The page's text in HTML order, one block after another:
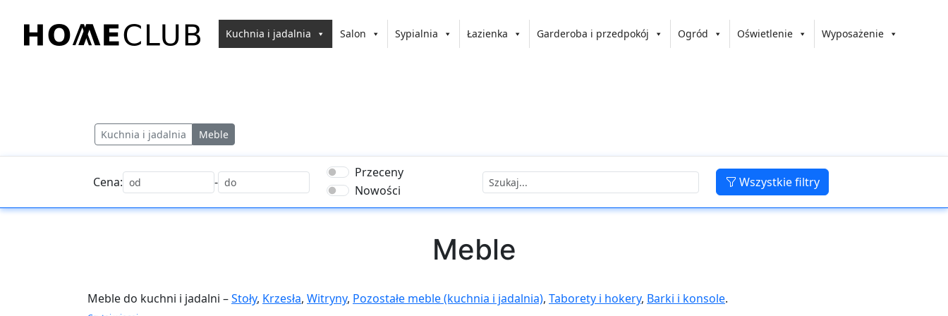
treści
Kuchnia i jadalnia Salon Sypialnia Łazienka Garderoba i przedpokój Ogród Oświetlenie Wyposażenie
Kuchnia i jadalnia Meble
Cena: -
Przeceny
Nowości
Wszystkie filtry
Meble
Meble do kuchni i jadalni –Stoły, Krzesła, Witryny, Pozostałe meble (kuchnia i jadalnia), Taborety i hokery, Barki i konsole.